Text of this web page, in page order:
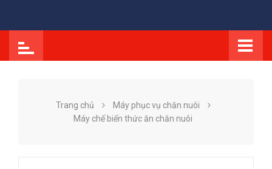
Trang chủ
Máy phục vụ chăn nuôi
Máy chế biến thức ăn chăn nuôi